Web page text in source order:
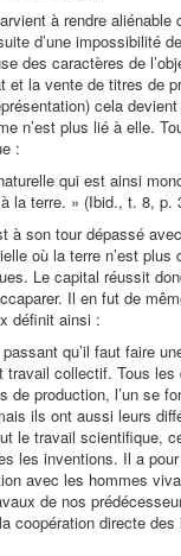
à rendre aliénable
d’une impossibilité
des caractères de
et la vente de titres de
cela
n’est plus lié à elle.
:
qui est ainsi
la terre. » (Ibid., t. 8, p.
tour dépassé avec
où la terre n’est plus
Le capital réussit
Il en fut de
définit ainsi :
qu’il faut faire
travail collectif. Tous les
de production, l’un se
ils ont aussi leurs
le travail scientifique,
les inventions. Il a
avec les hommes
de nos
coopération directe